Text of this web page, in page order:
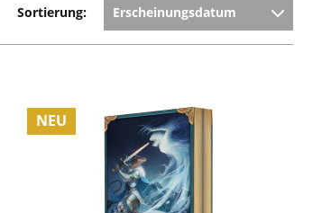
Sortierung:
NEU